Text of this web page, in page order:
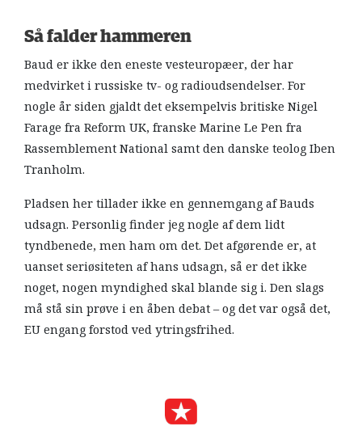
Så falder hammeren
Baud er ikke den eneste vesteuropæer, der har
medvirket i russiske tv- og radioudsendelser. For
nogle år siden gjaldt det eksempelvis britiske Nigel
Farage fra Reform UK, franske Marine Le Pen fra
Rassemblement National samt den danske teolog Iben
Tranholm.
Pladsen her tillader ikke en gennemgang af Bauds
udsagn. Personlig finder jeg nogle af dem lidt
tyndbenede, men ham om det. Det afgørende er, at
uanset seriøsiteten af hans udsagn, så er det ikke
noget, nogen myndighed skal blande sig i. Den slags
må stå sin prøve i en åben debat – og det var også det,
EU engang forstod ved ytringsfrihed.